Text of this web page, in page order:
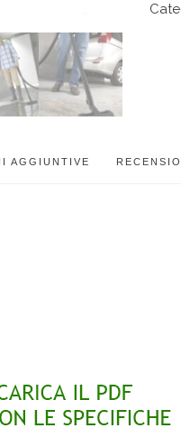
AGGIUNTIVE